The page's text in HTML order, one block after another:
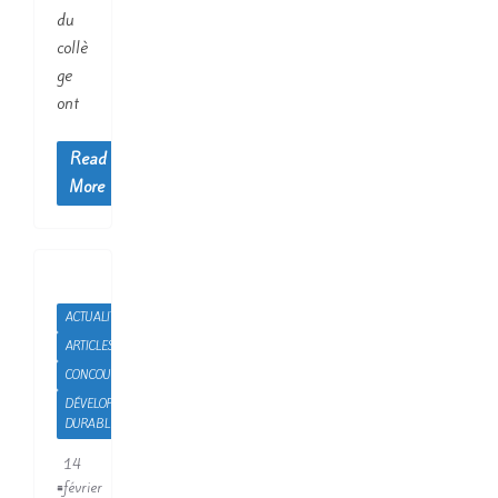
du
collè
ge
ont
Read
More
ACTUALITÉS
ARTICLES
CONCOURS
DÉVELOPPEMENT
DURABLE
14
février